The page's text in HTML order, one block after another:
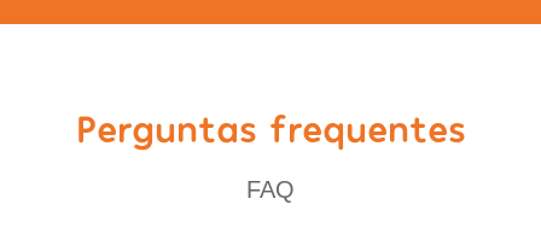
Perguntas frequentes
FAQ